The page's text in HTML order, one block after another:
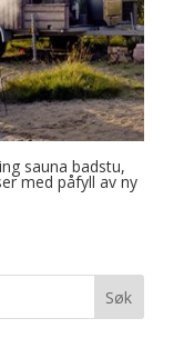
sauna badstu,
med påfyll av ny